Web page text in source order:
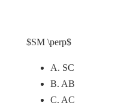
$SM \perp$
A. SC
B. AB
C. AC